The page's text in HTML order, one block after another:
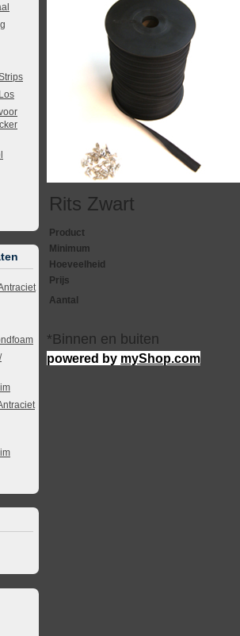
Rits Zwart
Product
Minimum
Hoeveelheid
Prijs
Aantal
*Binnen en buiten
powered by myShop.com